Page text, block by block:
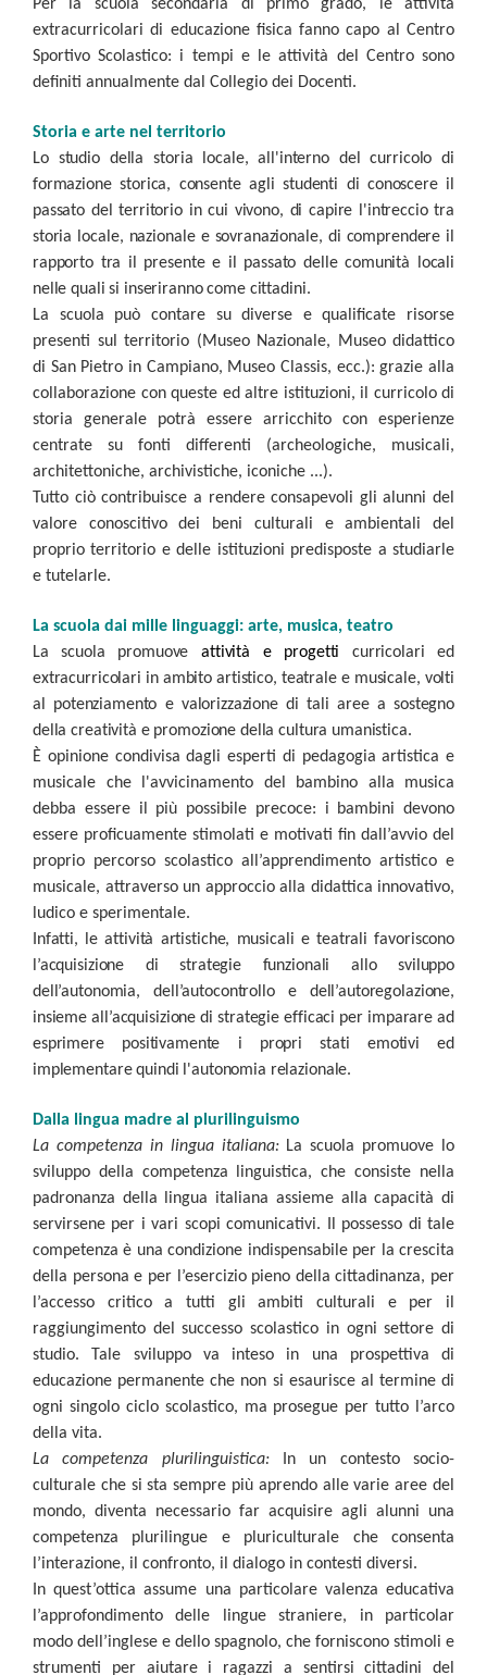
Per la scuola secondaria di primo grado, le attività
extracurricolari di educazione fisica fanno capo al Centro
Sportivo Scolastico: i tempi e le attività del Centro sono
definiti annualmente dal Collegio dei Docenti.
Storia e arte nel territorio
Lo studio della storia locale, all'interno del curricolo di
formazione storica, consente agli studenti di conoscere il
passato del territorio in cui vivono, di capire l'intreccio tra
storia locale, nazionale e sovranazionale, di comprendere il
rapporto tra il presente e il passato delle comunità locali
nelle quali si inseriranno come cittadini.
La scuola può contare su diverse e qualificate risorse
presenti sul territorio (Museo Nazionale, Museo didattico
di San Pietro in Campiano, Museo Classis, ecc.): grazie alla
collaborazione con queste ed altre istituzioni, il curricolo di
storia generale potrà essere arricchito con esperienze
centrate su fonti differenti (archeologiche, musicali,
architettoniche, archivistiche, iconiche ...).
Tutto ciò contribuisce a rendere consapevoli gli alunni del
valore conoscitivo dei beni culturali e ambientali del
proprio territorio e delle istituzioni predisposte a studiarle
e tutelarle.
La scuola dai mille linguaggi: arte, musica, teatro
La scuola promuove attività e progetti curricolari ed
extracurricolari in ambito artistico, teatrale e musicale, volti
al potenziamento e valorizzazione di tali aree a sostegno
della creatività e promozione della cultura umanistica.
È opinione condivisa dagli esperti di pedagogia artistica e
musicale che l'avvicinamento del bambino alla musica
debba essere il più possibile precoce: i bambini devono
essere proficuamente stimolati e motivati fin dall’avvio del
proprio percorso scolastico all’apprendimento artistico e
musicale, attraverso un approccio alla didattica innovativo,
ludico e sperimentale.
Infatti, le attività artistiche, musicali e teatrali favoriscono
l’acquisizione di strategie funzionali allo sviluppo
dell’autonomia, dell’autocontrollo e dell’autoregolazione,
insieme all’acquisizione di strategie efficaci per imparare ad
esprimere positivamente i propri stati emotivi ed
implementare quindi l'autonomia relazionale.
Dalla lingua madre al plurilinguismo
La competenza in lingua italiana: La scuola promuove lo
sviluppo della competenza linguistica, che consiste nella
padronanza della lingua italiana assieme alla capacità di
servirsene per i vari scopi comunicativi. Il possesso di tale
competenza è una condizione indispensabile per la crescita
della persona e per l’esercizio pieno della cittadinanza, per
l’accesso critico a tutti gli ambiti culturali e per il
raggiungimento del successo scolastico in ogni settore di
studio. Tale sviluppo va inteso in una prospettiva di
educazione permanente che non si esaurisce al termine di
ogni singolo ciclo scolastico, ma prosegue per tutto l’arco
della vita.
La competenza plurilinguistica:
In un contesto socio-
culturale che si sta sempre più aprendo alle varie aree del
mondo, diventa necessario far acquisire agli alunni una
competenza plurilingue e pluriculturale che consenta
l’interazione, il confronto, il dialogo in contesti diversi.
In quest’ottica assume una particolare valenza educativa
l’approfondimento delle lingue straniere, in particolar
modo dell’inglese e dello spagnolo, che forniscono stimoli e
strumenti per aiutare i ragazzi a sentirsi cittadini del